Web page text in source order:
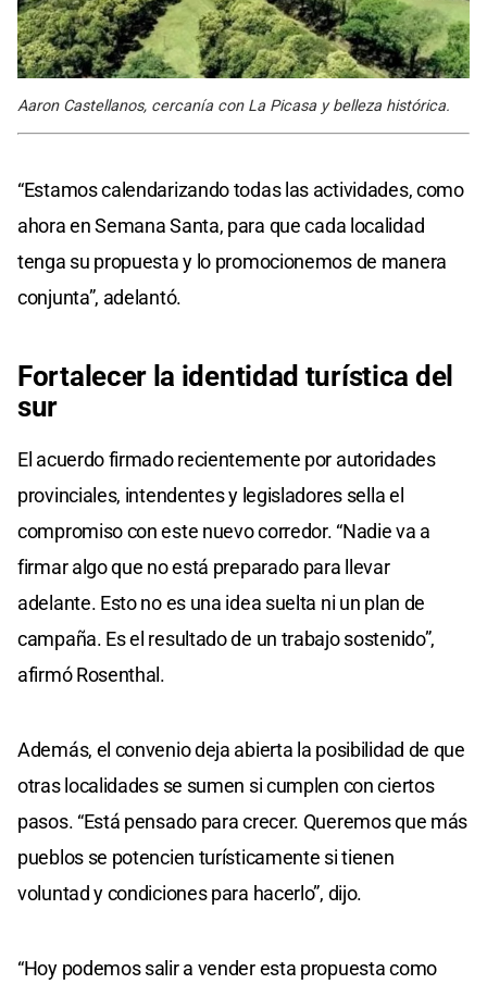
Aaron Castellanos, cercanía con La Picasa y belleza histórica.
“Estamos calendarizando todas las actividades, como
ahora en Semana Santa, para que cada localidad
tenga su propuesta y lo promocionemos de manera
conjunta”, adelantó.
Fortalecer la identidad turística del
sur
El acuerdo firmado recientemente por autoridades
provinciales, intendentes y legisladores sella el
compromiso con este nuevo corredor. “Nadie va a
firmar algo que no está preparado para llevar
adelante. Esto no es una idea suelta ni un plan de
campaña. Es el resultado de un trabajo sostenido”,
afirmó Rosenthal.
Además, el convenio deja abierta la posibilidad de que
otras localidades se sumen si cumplen con ciertos
pasos. “Está pensado para crecer. Queremos que más
pueblos se potencien turísticamente si tienen
voluntad y condiciones para hacerlo”, dijo.
“Hoy podemos salir a vender esta propuesta como